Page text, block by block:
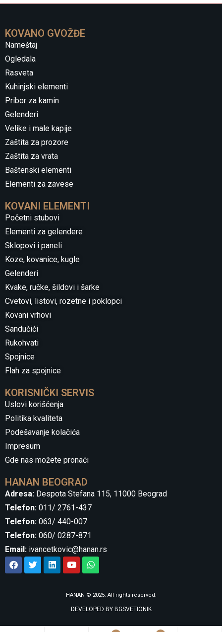
KOVANO GVOŽĐE
Nameštaj
Ogledala
Rasveta
Kuhinjski elementi
Pribor za kamin
Gelenderi
Velike i male kapije
Zaštita za prozore
Zaštita za vrata
Baštenski elementi
Elementi za zavese
KOVANI ELEMENTI
Početni stubovi
Elementi za gelendere
Sklopovi i paneli
Koze, kovanice, kugle
Gelenderi
Kvake, ručke, šildovi i šarke
Cvetovi, listovi, rozetne i poklopci
Kovani vrhovi
Sandučići
Rukohvati
Spojnice
Flah za spojnice
KORISNIČKI SERVIS
Uslovi korišćenja
Politika kvaliteta
Podešavanje kolačića
Impresum
Gde nas možete pronaći
HANAN BEOGRAD
Adresa: Despota Stefana 115, 11000 Beograd
Telefon: 011/ 2761-437
Telefon: 063/ 440-007
Telefon: 060/ 0287-871
Email: ivancetkovic@hanan.rs
HANAN © 2025. All rights reserved.
DEVELOPED BYBGSVETIONIK